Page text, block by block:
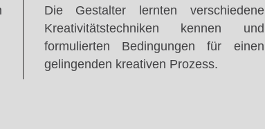
Die Gestalter lernten verschiedene
Kreativitätstechniken kennen und
formulierten Bedingungen für einen
gelingenden kreativen Prozess.